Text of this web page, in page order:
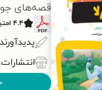
قصه‌های
۴.۴ امتیاز
انتشارات: